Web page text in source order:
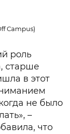
Campus)
роль
старше
в этот
не было
–
что